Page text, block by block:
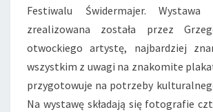
Festiwalu Świdermajer.
zrealizowana została przez
otwockiego artystę, najbardziej
wszystkim z uwagi na znakomite
przygotowuje na potrzeby
Na wystawę składają się fotografie